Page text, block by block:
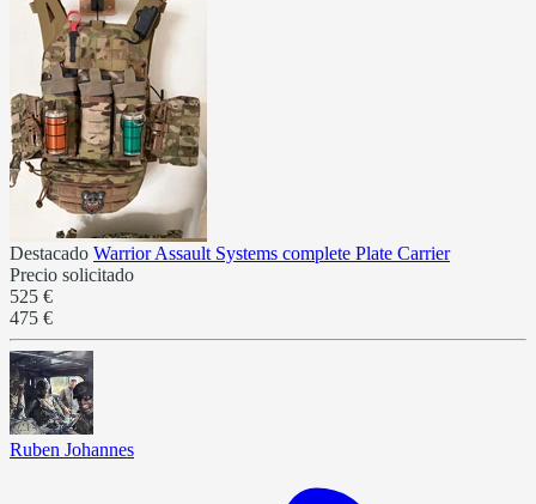
Destacado Warrior Assault Systems complete Plate Carrier
Precio solicitado
525 €
475 €
Ruben Johannes